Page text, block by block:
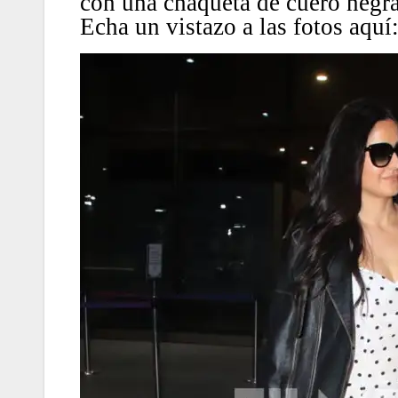
Echa un vistazo a las fotos aquí: